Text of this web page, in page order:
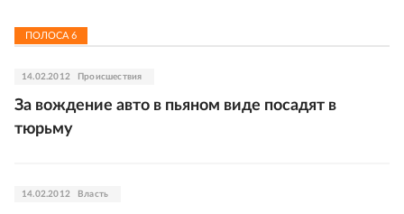
ПОЛОСА 6
14.02.2012 Происшествия
За вождение авто в пьяном виде посадят в
тюрьму
14.02.2012 Власть